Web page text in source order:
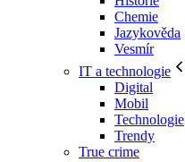
Chemie
Jazykověda
Vesmír
IT a technologie
Digital
Mobil
Technologie
Trendy
True crime